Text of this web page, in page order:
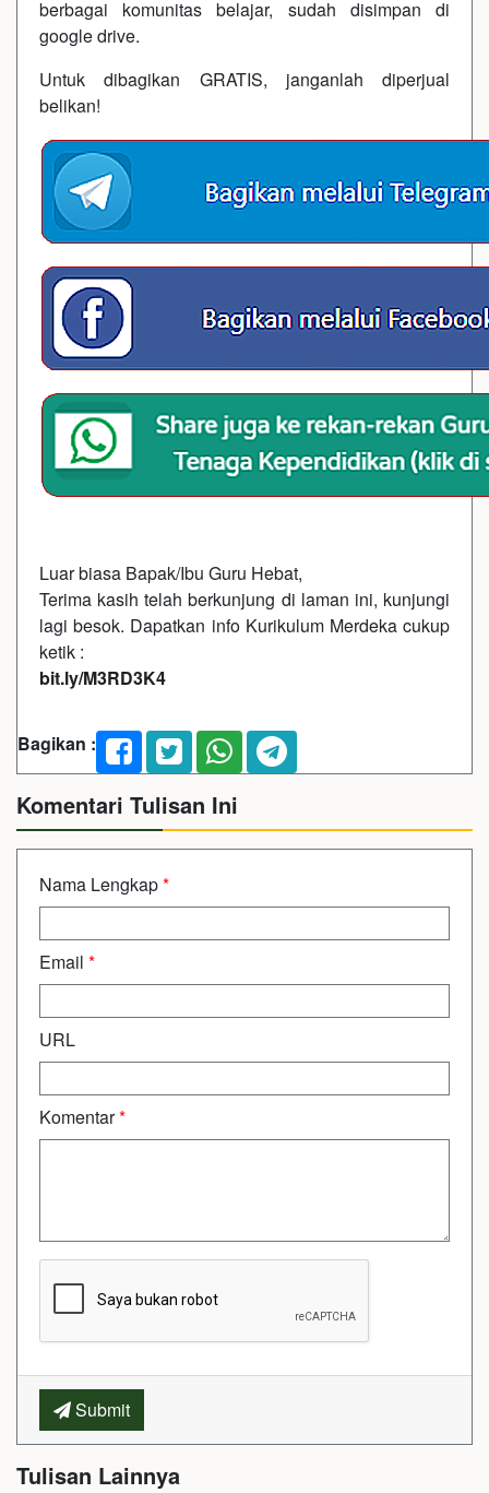
berbagai komunitas belajar, sudah disimpan di
google drive.
Untuk dibagikan GRATIS, janganlah diperjual
belikan!
Luar biasa Bapak/Ibu Guru Hebat,
Terima kasih telah berkunjung di laman ini, kunjungi
lagi besok. Dapatkan info Kurikulum Merdeka cukup
ketik :
bit.ly/M3RD3K4
Bagikan :
Komentari Tulisan Ini
Nama Lengkap*
Email *
URL
Komentar*
Submit
Tulisan Lainnya